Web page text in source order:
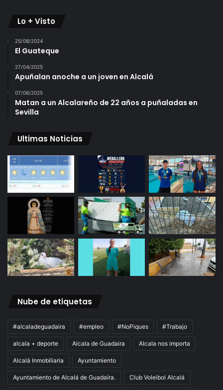
Lo + Visto
25/08/2024
El Guateque
27/04/2025
Apuñalan anoche a un joven en Alcalá
07/06/2025
Matan a un Alcalareño de 22 años a puñaladas en
Sevilla
Ultimas Noticias
Nube de etiquetas
#alcaladeguadaira #empleo #NoPiques #Trabajo
alcala + deporte Alcala de Guadaira Alcala nos importa
Alcalá Inmobiliaria Ayuntamiento
Ayuntamiento de Alcalá de Guadaíra. Club Voleibol Alcalá